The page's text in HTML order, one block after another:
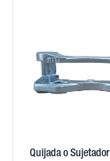
Quijada o